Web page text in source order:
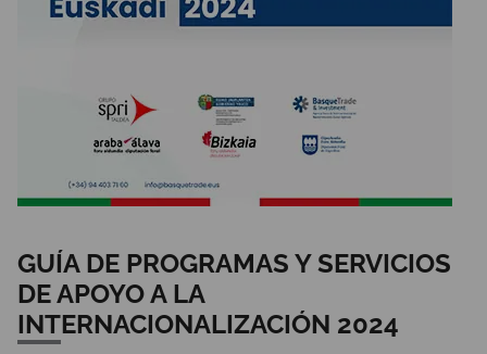
GUÍA DE PROGRAMAS Y SERVICIOS
DE APOYO A LA
INTERNACIONALIZACIÓN 2024